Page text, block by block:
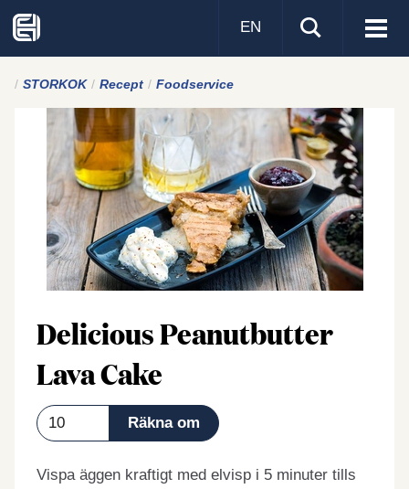
Visa
EN
STORKOK Recept Foodservice
Delicious Peanutbutter
Lava Cake
Vispa äggen kraftigt med elvisp i 5 minuter tills